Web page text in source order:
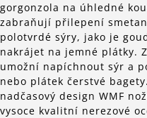
gorgonzola na úhledné
zabraňují přilepení
polotvrdé sýry, jako je
nakrájet na jemné plátky.
umožní napíchnout sýr a
nebo plátek čerstvé
nadčasový design WMF
vysoce kvalitní nerezové